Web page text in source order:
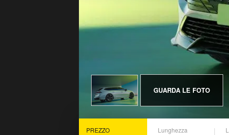
GUARDA LE FOTO
PREZZO Lunghezza